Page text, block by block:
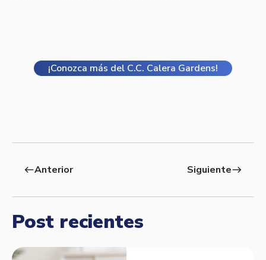
¡Conozca más del C.C. Calera Gardens!
westAnterior Siguienteeast
Post recientes